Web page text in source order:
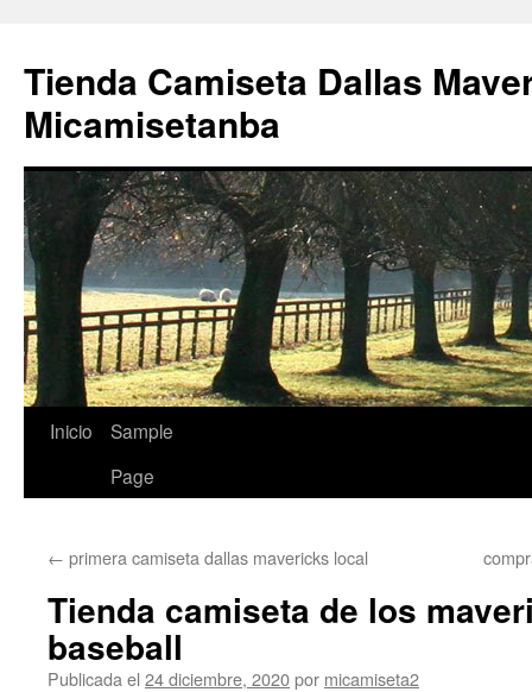
Tienda Camiseta Dallas
Micamisetanba
Saltar
Inicio
Sample
Page
← primera camiseta dallas mavericks local
Tienda camiseta de los
baseball
Publicada el 24 diciembre, 2020por micamiseta2